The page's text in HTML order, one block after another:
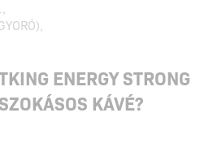
ENERGY STRONG
KÁVÉ?